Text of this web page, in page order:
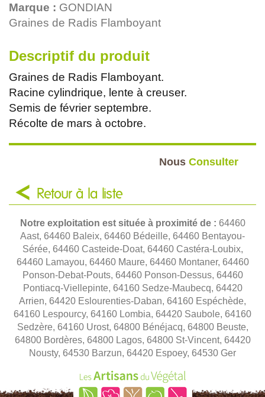
Marque : GONDIAN
Graines de Radis Flamboyant
Descriptif du produit
Graines de Radis Flamboyant.
Racine cylindrique, lente à creuser.
Semis de février septembre.
Récolte de mars à octobre.
Nous Consulter
Retour à la liste
Notre exploitation est située à proximité de : 64460
Aast, 64460 Baleix, 64460 Bédeille, 64460 Bentayou-
Sérée, 64460 Casteide-Doat, 64460 Castéra-Loubix,
64460 Lamayou, 64460 Maure, 64460 Montaner, 64460
Ponson-Debat-Pouts, 64460 Ponson-Dessus, 64460
Pontiacq-Viellepinte, 64160 Sedze-Maubecq, 64420
Arrien, 64420 Eslourenties-Daban, 64160 Espéchède,
64160 Lespourcy, 64160 Lombia, 64420 Saubole, 64160
Sedzère, 64160 Urost, 64800 Bénéjacq, 64800 Beuste,
64800 Bordères, 64800 Lagos, 64800 St-Vincent, 64420
Nousty, 64530 Barzun, 64420 Espoey, 64530 Ger